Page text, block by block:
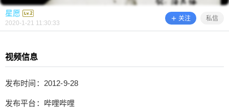
星愿
2020-1-21 11:30:33
关注 私信
视频信息
发布时间：2012-9-28
发布平台：哔哩哔哩
三月雨『洛天依』
视频信息 发布时间：2012-9-28 发布平台：哔哩哔